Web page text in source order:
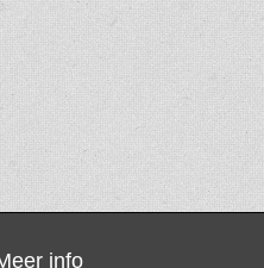
info